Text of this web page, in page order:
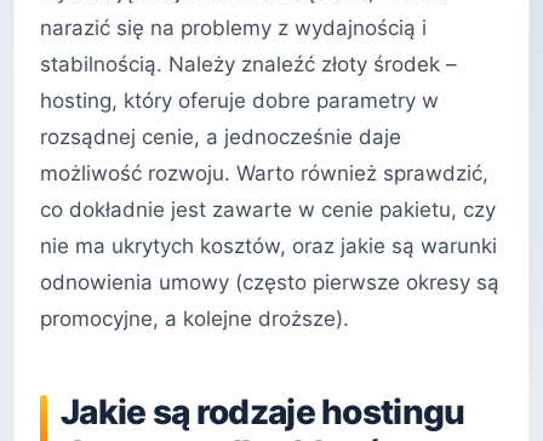
narazić się na problemy z wydajnością i
stabilnością. Należy znaleźć złoty środek –
hosting, który oferuje dobre parametry w
rozsądnej cenie, a jednocześnie daje
możliwość rozwoju. Warto również sprawdzić,
co dokładnie jest zawarte w cenie pakietu, czy
nie ma ukrytych kosztów, oraz jakie są warunki
odnowienia umowy (często pierwsze okresy są
promocyjne, a kolejne droższe).
Jakie są rodzaje hostingu